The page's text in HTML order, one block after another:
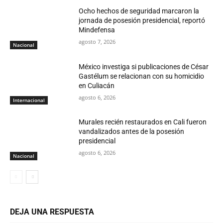
Nacional
Ocho hechos de seguridad marcaron la
jornada de posesión presidencial, reportó
Mindefensa
agosto 7, 2026
Internacional
México investiga si publicaciones de César
Gastélum se relacionan con su homicidio
en Culiacán
agosto 6, 2026
Nacional
Murales recién restaurados en Cali fueron
vandalizados antes de la posesión
presidencial
agosto 6, 2026
DEJA UNA RESPUESTA